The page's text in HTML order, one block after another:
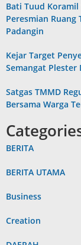
Bati Tuud
Peresmian Ruang
Padangin
Kejar Target
Semangat Plester
Satgas TMMD
Bersama Warga
BERITA
BERITA UTAMA
Business
Creation